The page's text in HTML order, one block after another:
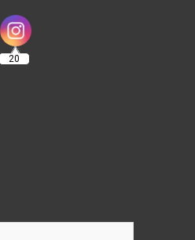
20